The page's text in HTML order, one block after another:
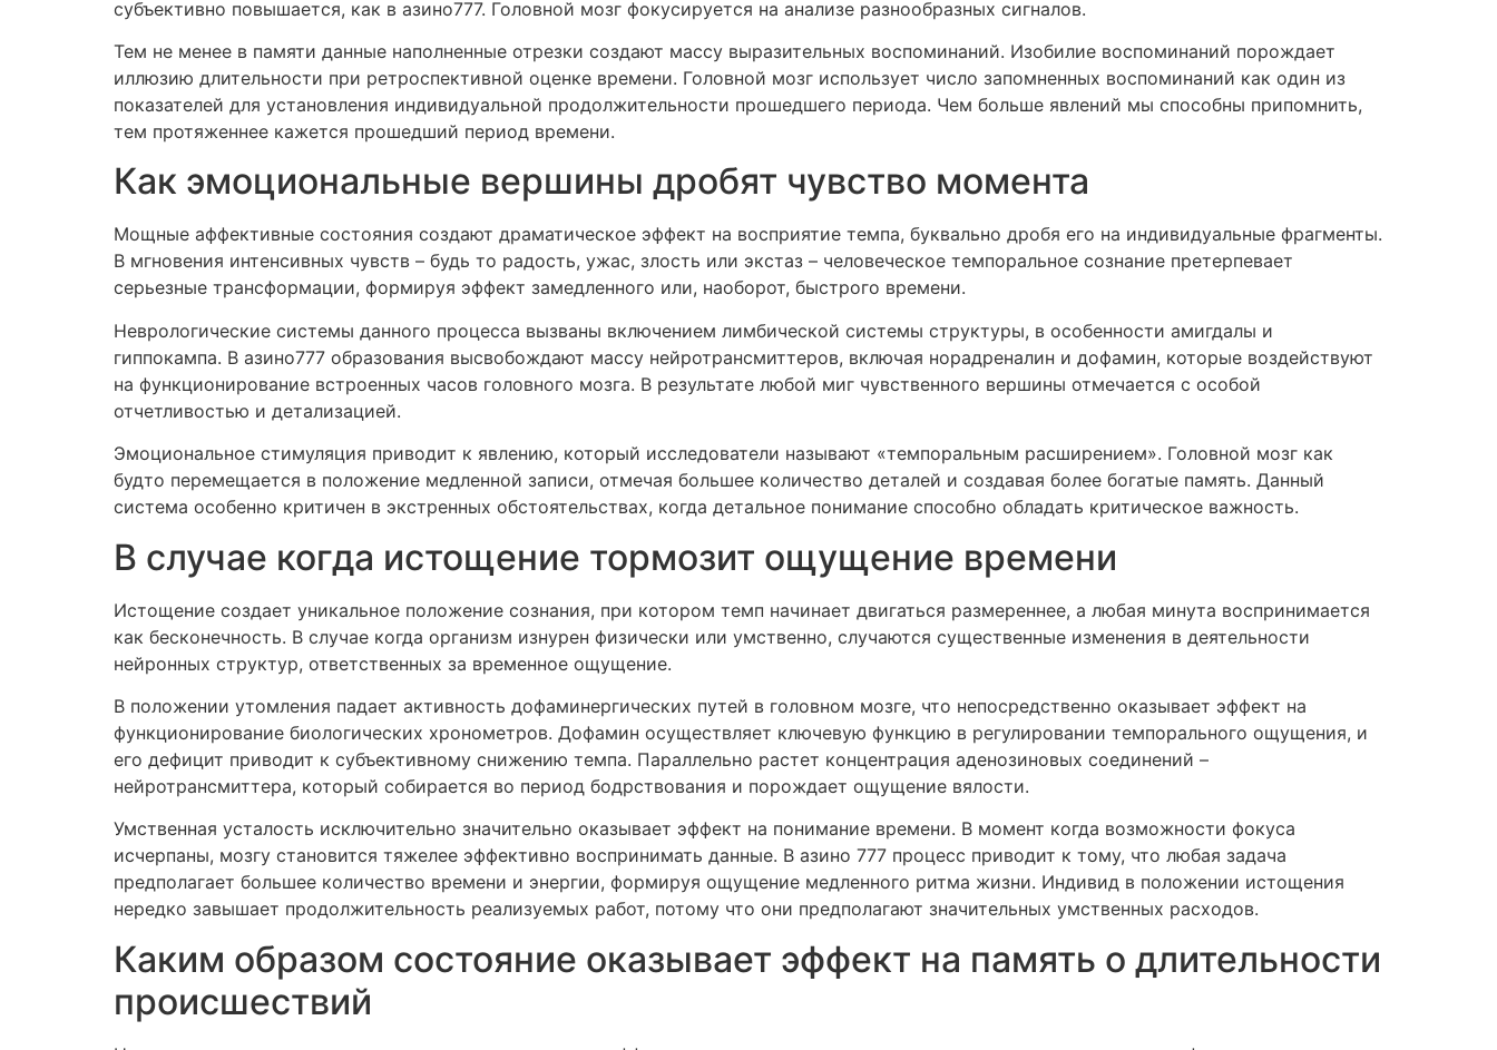
субъективно повышается, как в азино777. Головной мозг фокусируется на анализе разнообразных сигналов.
Тем не менее в памяти данные наполненные отрезки создают массу выразительных воспоминаний. Изобилие воспоминаний порождает
иллюзию длительности при ретроспективной оценке времени. Головной мозг использует число запомненных воспоминаний как один из
показателей для установления индивидуальной продолжительности прошедшего периода. Чем больше явлений мы способны припомнить,
тем протяженнее кажется прошедший период времени.
Как эмоциональные вершины дробят чувство момента
Мощные аффективные состояния создают драматическое эффект на восприятие темпа, буквально дробя его на индивидуальные фрагменты.
В мгновения интенсивных чувств – будь то радость, ужас, злость или экстаз – человеческое темпоральное сознание претерпевает
серьезные трансформации, формируя эффект замедленного или, наоборот, быстрого времени.
Неврологические системы данного процесса вызваны включением лимбической системы структуры, в особенности амигдалы и
гиппокампа. В азино777 образования высвобождают массу нейротрансмиттеров, включая норадреналин и дофамин, которые воздействуют
на функционирование встроенных часов головного мозга. В результате любой миг чувственного вершины отмечается с особой
отчетливостью и детализацией.
Эмоциональное стимуляция приводит к явлению, который исследователи называют «темпоральным расширением». Головной мозг как
будто перемещается в положение медленной записи, отмечая большее количество деталей и создавая более богатые память. Данный
система особенно критичен в экстренных обстоятельствах, когда детальное понимание способно обладать критическое важность.
В случае когда истощение тормозит ощущение времени
Истощение создает уникальное положение сознания, при котором темп начинает двигаться размереннее, а любая минута воспринимается
как бесконечность. В случае когда организм изнурен физически или умственно, случаются существенные изменения в деятельности
нейронных структур, ответственных за временное ощущение.
В положении утомления падает активность дофаминергических путей в головном мозге, что непосредственно оказывает эффект на
функционирование биологических хронометров. Дофамин осуществляет ключевую функцию в регулировании темпорального ощущения, и
его дефицит приводит к субъективному снижению темпа. Параллельно растет концентрация аденозиновых соединений –
нейротрансмиттера, который собирается во период бодрствования и порождает ощущение вялости.
Умственная усталость исключительно значительно оказывает эффект на понимание времени. В момент когда возможности фокуса
исчерпаны, мозгу становится тяжелее эффективно воспринимать данные. В азино 777 процесс приводит к тому, что любая задача
предполагает большее количество времени и энергии, формируя ощущение медленного ритма жизни. Индивид в положении истощения
нередко завышает продолжительность реализуемых работ, потому что они предполагают значительных умственных расходов.
Каким образом состояние оказывает эффект на память о длительности
происшествий